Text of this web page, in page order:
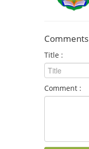
Comments
Title :
Comment :